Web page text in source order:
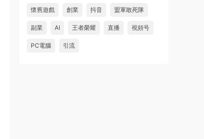
懷舊遊戲 創業 抖音 盟軍敢死隊
副業 AI 王者榮耀 直播 視頻号
PC電腦 引流